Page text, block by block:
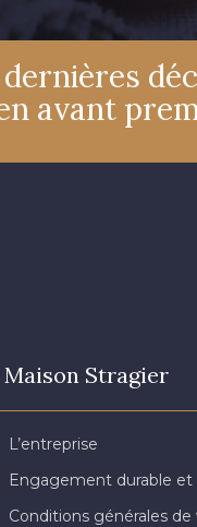
dernières
avant
Maison Stragier
L’entreprise
Engagement durable
Conditions générales